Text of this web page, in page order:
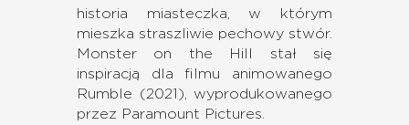
historia miasteczka, w którym
mieszka straszliwie pechowy stwór.
Monster on the Hill stał się
inspiracją dla filmu animowanego
Rumble (2021), wyprodukowanego
przez Paramount Pictures.